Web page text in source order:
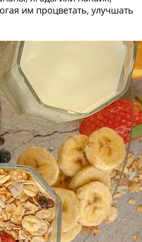
им процветать, улучшать